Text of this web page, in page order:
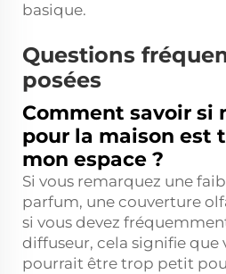
basique.
Questions
posées
Comment savoir si
pour la maison est
mon espace ?
Si vous remarquez une
parfum, une couverture
si vous devez
diffuseur, cela signifie que
pourrait être trop petit